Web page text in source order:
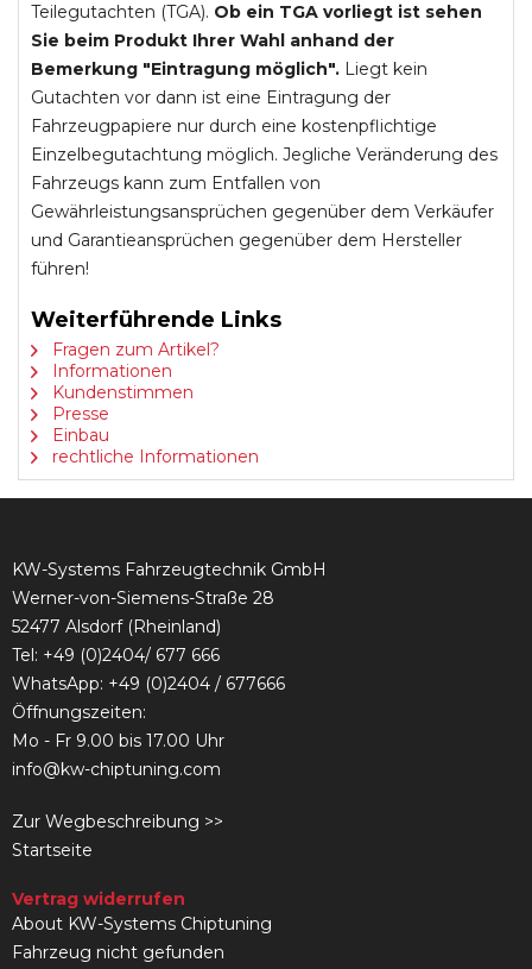
Teilegutachten (TGA). Ob ein TGA vorliegt ist sehen
Sie beim Produkt Ihrer Wahl anhand der
Bemerkung "Eintragung möglich". Liegt kein
Gutachten vor dann ist eine Eintragung der
Fahrzeugpapiere nur durch eine kostenpflichtige
Einzelbegutachtung möglich. Jegliche Veränderung des
Fahrzeugs kann zum Entfallen von
Gewährleistungsansprüchen gegenüber dem Verkäufer
und Garantieansprüchen gegenüber dem Hersteller
führen!
Weiterführende Links
Fragen zum Artikel?
Informationen
Kundenstimmen
Presse
Einbau
rechtliche Informationen
KW-Systems Fahrzeugtechnik GmbH
Werner-von-Siemens-Straße 28
52477 Alsdorf (Rheinland)
Tel: +49 (0)2404/ 677 666
WhatsApp: +49 (0)2404 / 677666
Öffnungszeiten:
Mo - Fr 9.00 bis 17.00 Uhr
info@kw-chiptuning.com
Zur Wegbeschreibung >>
Startseite
Vertrag widerrufen
About KW-Systems Chiptuning
Fahrzeug nicht gefunden